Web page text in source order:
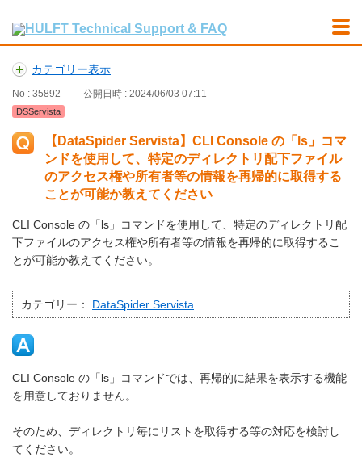
カテゴリー表示
No : 35892 公開日時 : 2024/06/03 07:11
DSServista
【DataSpider Servista】CLI Console の「ls」コマ
ンドを使用して、特定のディレクトリ配下ファイル
のアクセス権や所有者等の情報を再帰的に取得する
ことが可能か教えてください
CLI Console の「ls」コマンドを使用して、特定のディレクトリ配
下ファイルのアクセス権や所有者等の情報を再帰的に取得するこ
とが可能か教えてください。
カテゴリー： DataSpider Servista
CLI Console の「ls」コマンドでは、再帰的に結果を表示する機能
を用意しておりません。
そのため、ディレクトリ毎にリストを取得する等の対応を検討し
てください。